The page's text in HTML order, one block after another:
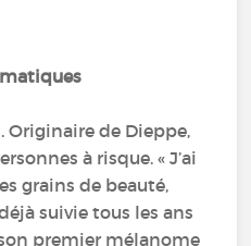
Originaire de Dieppe,
à risque. « J’ai
grains de beauté,
suivie tous les ans
premier mélanome